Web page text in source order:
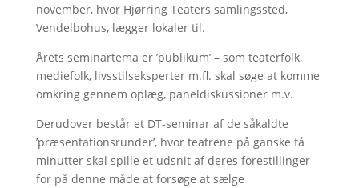
november, hvor Hjørring Teaters samlingssted,
Vendelbohus, lægger lokaler til.
Årets seminartema er ’publikum’ – som teaterfolk,
mediefolk, livsstilseksperter m.fl. skal søge at komme
omkring gennem oplæg, paneldiskussioner m.v.
Derudover består et DT-seminar af de såkaldte
’præsentationsrunder’, hvor teatrene på ganske få
minutter skal spille et udsnit af deres forestillinger
for på denne måde at forsøge at sælge